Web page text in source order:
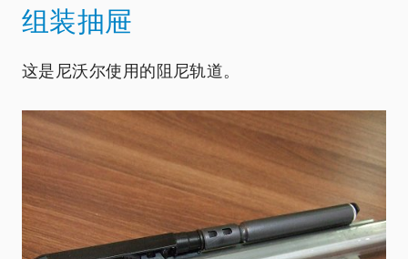
组装抽屉
这是尼沃尔使用的阻尼轨道。